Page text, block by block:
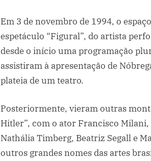
Em 3 de novembro de 1994, o
espetáculo “Figural”, do artista
desde o início uma programação
assistiram à apresentação de
plateia de um teatro.
Posteriormente, vieram outras
Hitler”, com o ator Francisco Milani,
Nathália Timberg, Beatriz Segall e
outros grandes nomes das artes